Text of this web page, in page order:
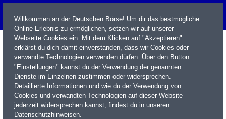
Name / WKN / ISIN / Kürzel
Willkommen an der Deutschen Börse! Um dir das bestmögliche
Online-Erlebnis zu ermöglichen, setzen wir auf unserer
Webseite Cookies ein. Mit dem Klicken auf "Akzeptieren"
erklärst du dich damit einverstanden, dass wir Cookies oder
verwandte Technologien verwenden dürfen. Über den Button
"Einstellungen" kannst du der Verwendung der genannten
Dienste im Einzelnen zustimmen oder widersprechen.
Detaillierte Informationen und wie du der Verwendung von
Cookies und verwandten Technologien auf dieser Website
jederzeit widersprechen kannst, findest du in unseren
Datenschutzhinweisen.